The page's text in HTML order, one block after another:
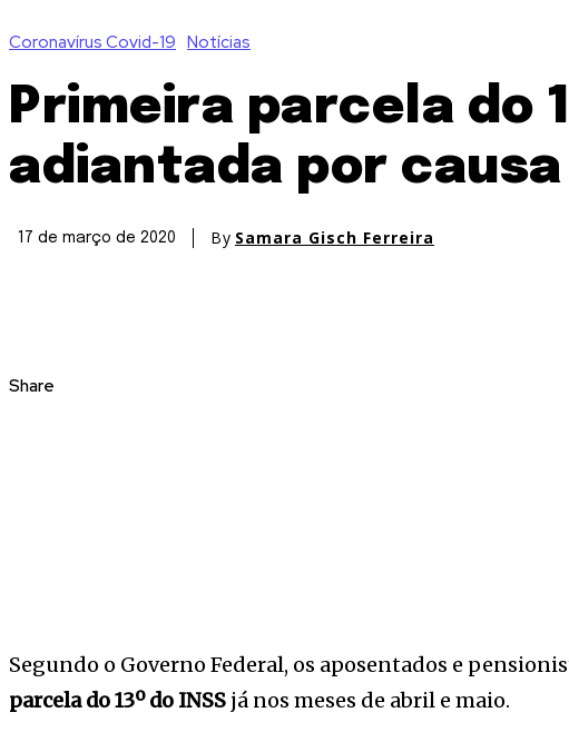
Coronavírus Covid-19 Notícias
Primeira parcela do
adiantada por
17 de março de 2020 By Samara Gisch Ferreira
Share
Segundo o Governo Federal, os aposentados e
parcela do 13º do INSS já nos meses de abril e maio.